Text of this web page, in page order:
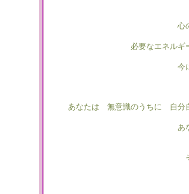
心
必要なエネル
今
あなたは 無意識のうちに 自分
あ